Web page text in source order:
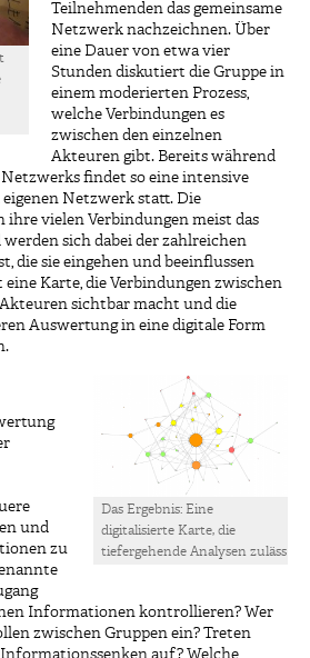
Teilnehmenden das gemeinsame
Netzwerk nachzeichnen. Über
eine Dauer von etwa vier
Stunden diskutiert die Gruppe in
einem moderierten Prozess,
welche Verbindungen es
zwischen den einzelnen
Akteuren gibt. Bereits während
Netzwerks findet so eine intensive
Netzwerk statt. Die
ihre vielen Verbindungen meist das
sich dabei der zahlreichen
die sie eingehen und beeinflussen
Karte, die Verbindungen zwischen
sichtbar macht und die
Auswertung in eine digitale Form
Das Ergebnis: Eine
digitalisierte Karte, die
tiefergehende Analysen zuläss
und
zu
Informationen kontrollieren? Wer
zwischen Gruppen ein? Treten
auf? Welche